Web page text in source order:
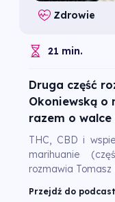
Zdrowie
21 min.
Druga część
Okoniewską o
razem o walce
THC, CBD i
marihuanie
rozmawia Tomasz
Przejdź do